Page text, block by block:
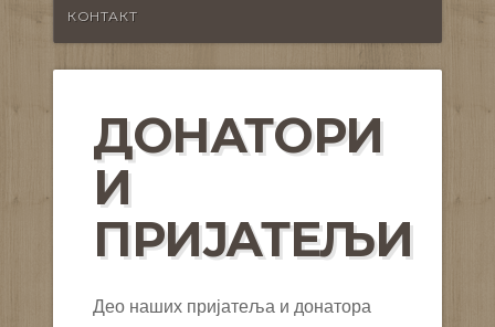
КОНТАКТ
ДОНАТОРИ
И
ПРИЈАТЕЉИ
Део наших пријатеља и донатора